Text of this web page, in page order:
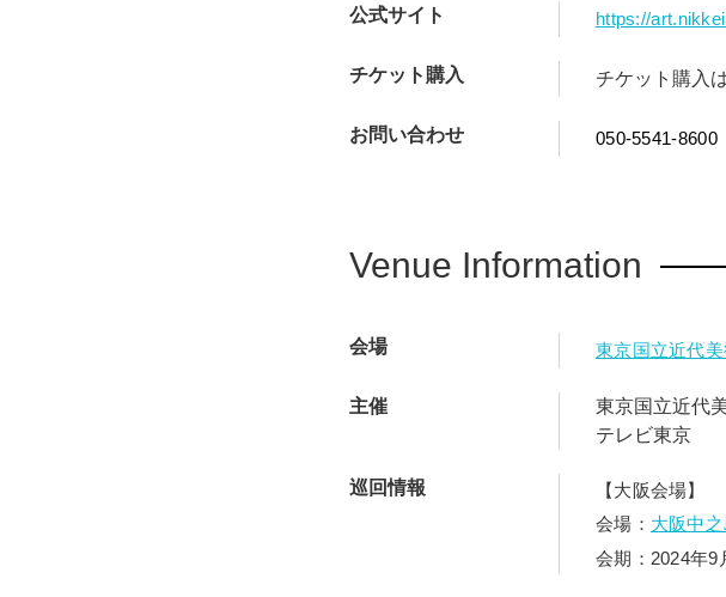
公式サイト https://
チケット購入 チケット購入
お問い合わせ 050-5541-8600
Venue Information
会場 東京国立近代
主催
東京国立近代
テレビ東京
巡回情報
【大阪会場】
会場： 大阪中
会期：2024年9